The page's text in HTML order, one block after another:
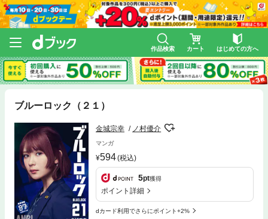
作品検索 カート はじめての方へ
ブルーロック（２１）
金城宗幸 ノ村優介
マンガ
594(税込)
5pt獲得
ポイント詳細
dカード利用でさらにポイント+2%